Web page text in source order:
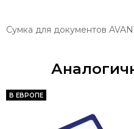
Сумка для документов
В ЕВРОПЕ